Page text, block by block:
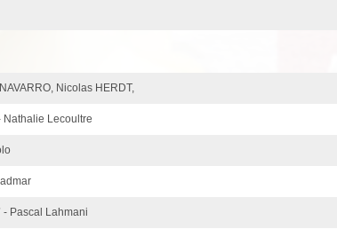
Nicolas HERDT,
Nathalie Lecoultre
- Pascal Lahmani